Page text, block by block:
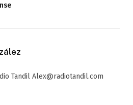
Tandil Alex@radiotandil.com